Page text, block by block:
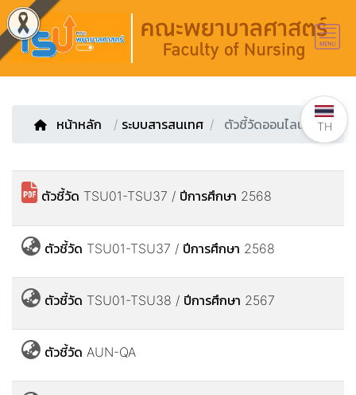
หน้าหลัก / ระบบสารสนเทศ ตัวชี้วัดออนไลน์
ตัวชี้วัด TSU01-TSU37 / ปีการศึกษา 2568
ตัวชี้วัด TSU01-TSU37 / ปีการศึกษา 2568
ตัวชี้วัด TSU01-TSU38 / ปีการศึกษา 2567
ตัวชี้วัด AUN-QA
TH